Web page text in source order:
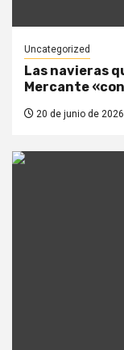
Uncategorized
Las navieras
Mercante
20 de junio de 2026